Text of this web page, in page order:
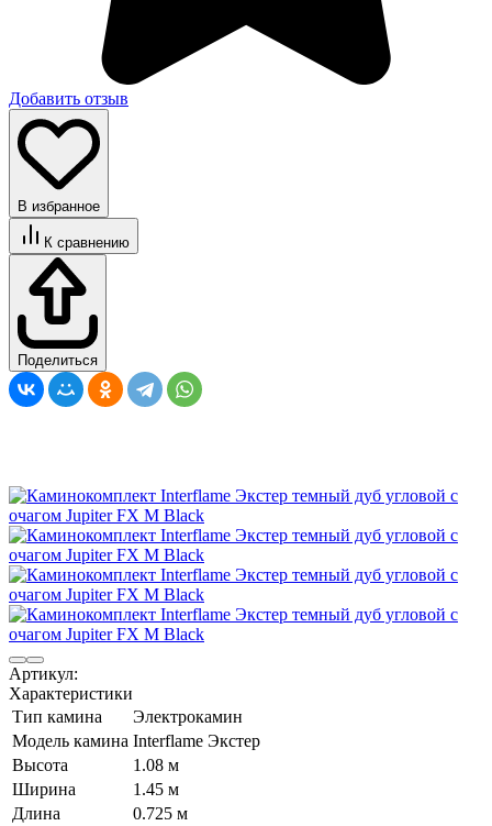
Добавить отзыв
В избранное
К сравнению
Поделиться
Артикул:
Характеристики
Тип камина
Электрокамин
Модель камина Interflame Экстер
Высота
1.08 м
Ширина
1.45 м
Длина
0.725 м